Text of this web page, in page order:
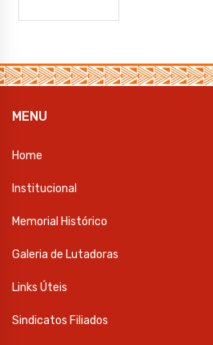
MENU
Home
Institucional
Memorial Histórico
Galeria de Lutadoras
Links Úteis
Sindicatos Filiados